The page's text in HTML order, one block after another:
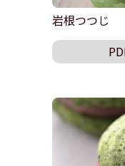
岩根つつじ